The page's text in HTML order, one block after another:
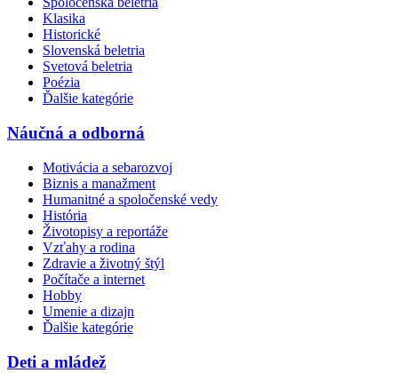
Klasika
Historické
Slovenská beletria
Svetová beletria
Poézia
Ďalšie kategórie
Náučná a odborná
Motivácia a sebarozvoj
Biznis a manažment
Humanitné a spoločenské vedy
História
Životopisy a reportáže
Vzťahy a rodina
Zdravie a životný štýl
Počítače a internet
Hobby
Umenie a dizajn
Ďalšie kategórie
Deti a mládež